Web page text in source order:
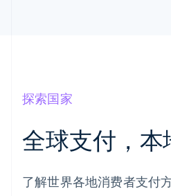
探索国家
全球支付，本
了解世界各地消费者支付
阿联酋
English
English
爱沙尼亚